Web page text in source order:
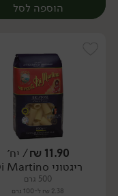
הוספה לסל
יח׳
11.90
₪/ יח׳
ריגטוני Di Martino
500 גרם
2.38 ₪ ל-100 גרם